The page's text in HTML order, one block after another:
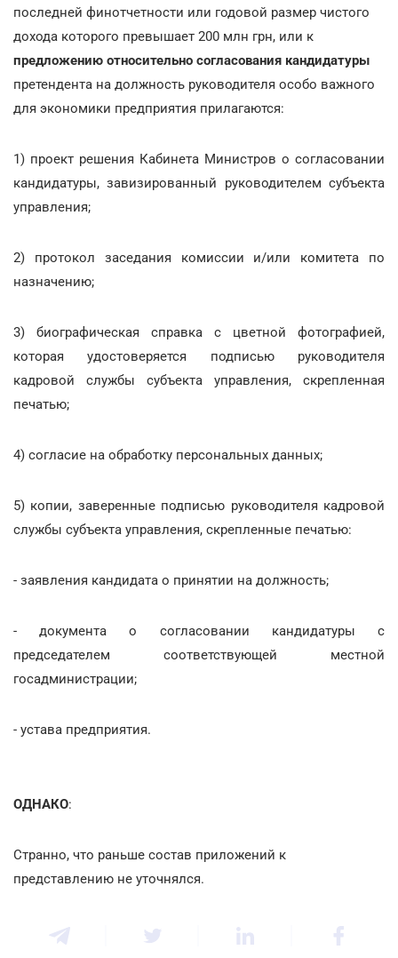
последней финотчетности или годовой размер чистого
дохода которого превышает 200 млн грн, или к
предложению относительно согласования кандидатуры
претендента на должность руководителя особо важного
для экономики предприятия прилагаются:
1) проект решения Кабинета Министров о согласовании
кандидатуры, завизированный руководителем субъекта
управления;
2) протокол заседания комиссии и/или комитета по
назначению;
3) биографическая справка с цветной фотографией,
которая удостоверяется подписью руководителя
кадровой службы субъекта управления, скрепленная
печатью;
4) согласие на обработку персональных данных;
5) копии, заверенные подписью руководителя кадровой
службы субъекта управления, скрепленные печатью:
- заявления кандидата о принятии на должность;
- документа о согласовании кандидатуры с
председателем соответствующей местной
госадминистрации;
- устава предприятия.
ОДНАКО:
Странно, что раньше состав приложений к
представлению не уточнялся.